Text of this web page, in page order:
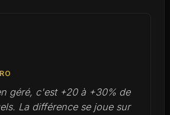
géré, c'est +20 à +30% de
La différence se joue sur